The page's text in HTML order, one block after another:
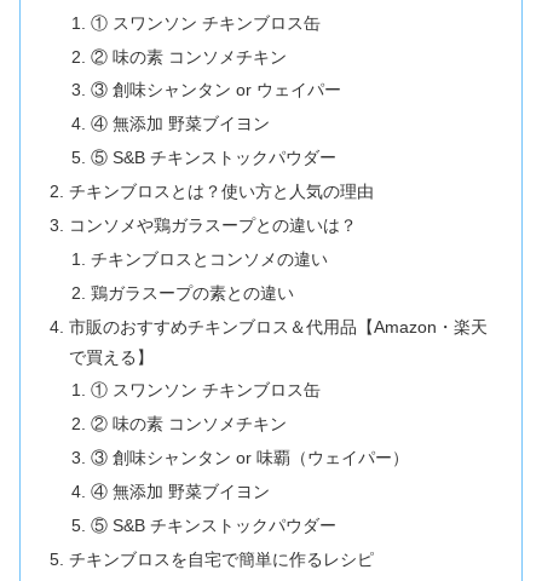
① スワンソン チキンブロス缶
② 味の素 コンソメチキン
③ 創味シャンタン or ウェイパー
④ 無添加 野菜ブイヨン
⑤ S&B チキンストックパウダー
チキンブロスとは？使い方と人気の理由
コンソメや鶏ガラスープとの違いは？
チキンブロスとコンソメの違い
鶏ガラスープの素との違い
市販のおすすめチキンブロス＆代用品【Amazon・楽天
で買える】
① スワンソン チキンブロス缶
② 味の素 コンソメチキン
③ 創味シャンタン or 味覇（ウェイパー）
④ 無添加 野菜ブイヨン
⑤ S&B チキンストックパウダー
チキンブロスを自宅で簡単に作るレシピ